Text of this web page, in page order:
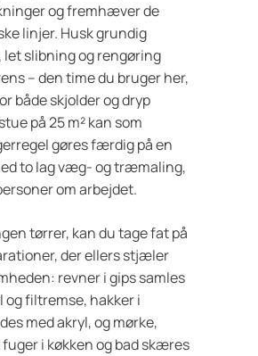
og fremhæver de
linjer. Husk grundig
slibning og rengøring
– den time du bruger her,
både skjolder og dryp
på 25 m² kan som
gøres færdig på en
to lag væg- og træmaling,
om arbejdet.
tørrer, kan du tage fat på
der ellers stjæler
revner i gips samles
og filtremse, hakker i
med akryl, og mørke,
i køkken og bad skæres